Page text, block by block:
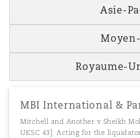
Asie-
Royaume-
MBI International &
Mitchell and Another v Sheikh
UKSC 43]. Acting for the